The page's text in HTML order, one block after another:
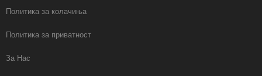
Политика за колачиња
Политика за приватност
За Нас